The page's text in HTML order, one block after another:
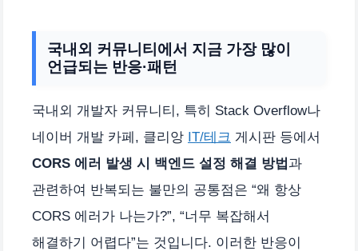
국내외 커뮤니티에서 지금 가장 많이
언급되는 반응·패턴
국내외 개발자 커뮤니티, 특히 Stack Overflow나
네이버 개발 카페, 클리앙 IT/테크 게시판 등에서
CORS 에러 발생 시 백엔드 설정 해결 방법 과
관련하여 반복되는 불만의 공통점은 “왜 항상
CORS 에러가 나는가?”, “너무 복잡해서
해결하기 어렵다”는 것입니다. 이러한 반응이